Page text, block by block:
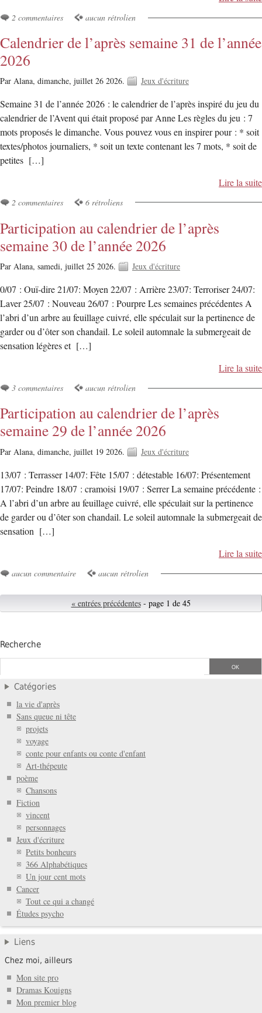
2 commentaires aucun rétrolien
Calendrier de l’après semaine 31 de l’année
2026
Par Alana, dimanche, juillet 26 2026. Jeux d'écriture
Semaine 31 de l’année 2026 : le calendrier de l’après inspiré du jeu du
calendrier de l’Avent qui était proposé par Anne Les règles du jeu : 7
mots proposés le dimanche. Vous pouvez vous en inspirer pour : * soit
textes/photos journaliers, * soit un texte contenant les 7 mots, * soit de
petites […]
Lire la suite
2 commentaires 6 rétroliens
Participation au calendrier de l’après
semaine 30 de l’année 2026
Par Alana, samedi, juillet 25 2026. Jeux d'écriture
0/07 : Ouï-dire 21/07: Moyen 22/07 : Arrière 23/07: Terroriser 24/07:
Laver 25/07 : Nouveau 26/07 : Pourpre Les semaines précédentes A
l’abri d’un arbre au feuillage cuivré, elle spéculait sur la pertinence de
garder ou d’ôter son chandail. Le soleil automnale la submergeait de
sensation légères et […]
Lire la suite
3 commentaires aucun rétrolien
Participation au calendrier de l’après
semaine 29 de l’année 2026
Par Alana, dimanche, juillet 19 2026. Jeux d'écriture
13/07 : Terrasser 14/07: Fête 15/07 : détestable 16/07: Présentement
17/07: Peindre 18/07 : cramoisi 19/07 : Serrer La semaine précédente :
A l’abri d’un arbre au feuillage cuivré, elle spéculait sur la pertinence
de garder ou d’ôter son chandail. Le soleil automnale la submergeait de
sensation […]
Lire la suite
aucun commentaire aucun rétrolien
« entrées précédentes- page 1 de 45
Recherche
Catégories
la vie d'après
Sans queue ni tête
projets
voyage
conte pour enfants ou conte d'enfant
Art-thépeute
poème
Chansons
Fiction
vincent
personnages
Jeux d'écriture
Petits bonheurs
366 Alphabétiques
Un jour cent mots
Cancer
Tout ce qui a changé
Études psycho
Liens
Chez moi, ailleurs
Mon site pro
Dramas Kouigns
Mon premier blog